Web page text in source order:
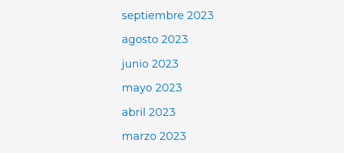
septiembre 2023
agosto 2023
junio 2023
mayo 2023
abril 2023
marzo 2023